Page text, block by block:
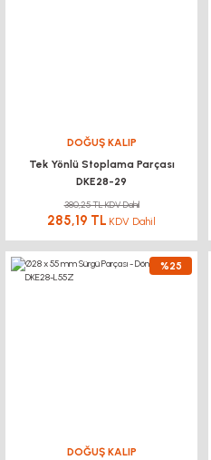
DOĞUŞ KALIP
Tek Yönlü Stoplama Parçası
DKE28-29
380,25 TL KDV Dahil
285,19 TL KDV Dahil
%25
DOĞUŞ KALIP